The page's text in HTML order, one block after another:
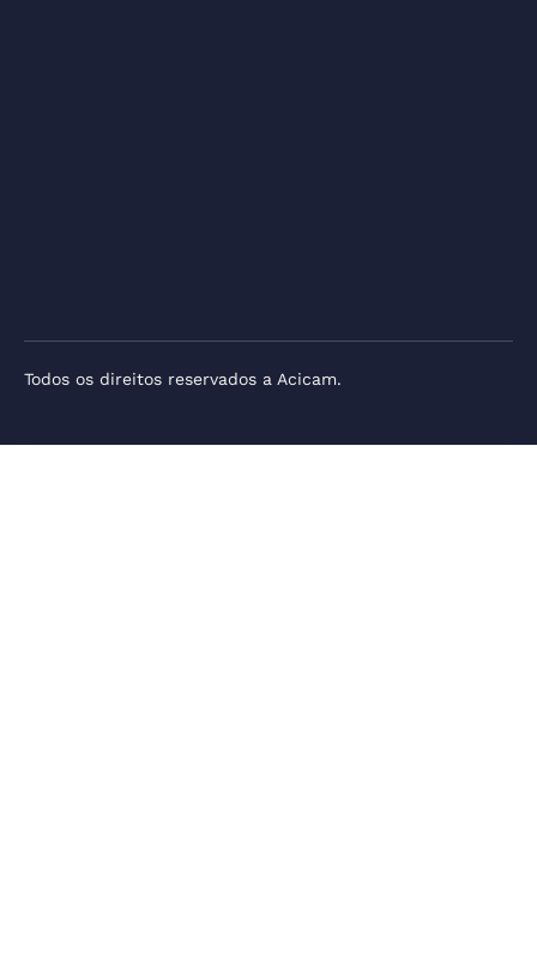
Todos os direitos reservados a Acicam.